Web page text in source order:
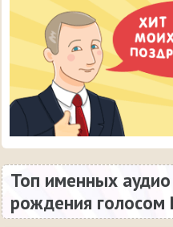
Топ именных
рождения голосом